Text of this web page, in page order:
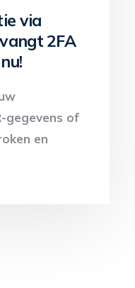
via
2FA
gegevens of
en